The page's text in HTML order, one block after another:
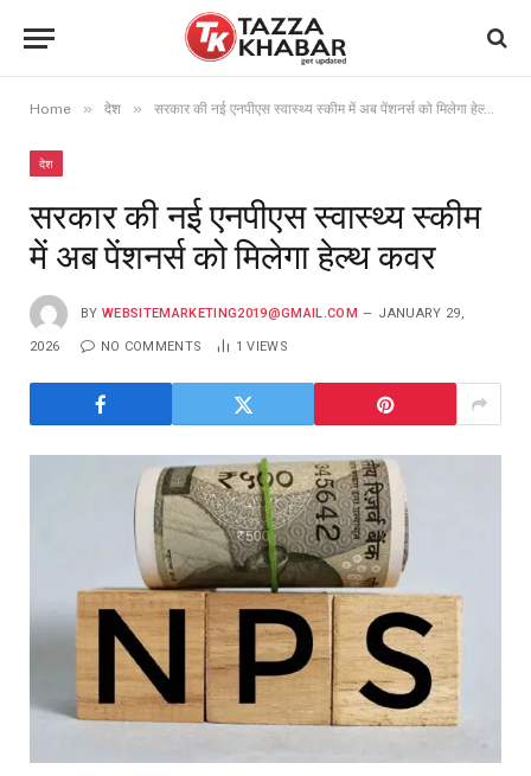
Home » देश » सरकार की नई एनपीएस स्वास्थ्य स्कीम में अब पेंशनर्स को मिलेगा हेल्थ कवर
देश
सरकार की नई एनपीएस स्वास्थ्य स्कीम
में अब पेंशनर्स को मिलेगा हेल्थ कवर
BY WEBSITEMARKETING2019@GMAIL.COM JANUARY 29,
2026 NO COMMENTS 1VIEWS